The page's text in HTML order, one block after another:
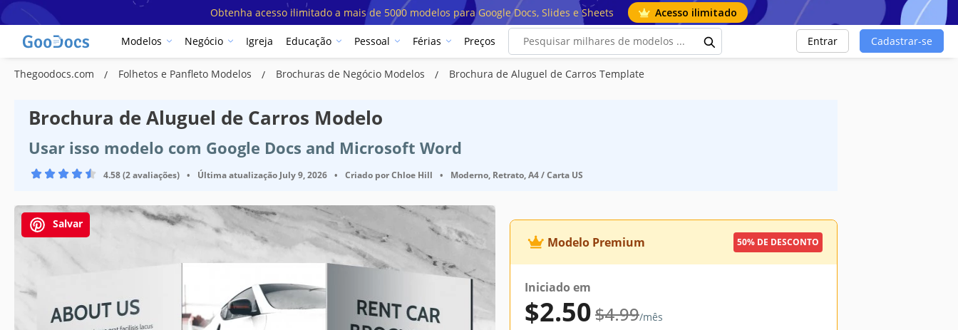
Obtenha acesso ilimitado a mais de 5000 modelos para Google Docs, Slides e Sheets Acesso ilimitado
Modelos Negócio Igreja Educação Pessoal Férias Preços Entrar Cadastrar-se
Thegoodocs.com Folhetos e Panfleto Modelos Brochuras de Negócio Modelos Brochura de Aluguel de Carros Template
Brochura de Aluguel de Carros Modelo
Usar isso modelo com Google Docs and Microsoft Word
4.58 (2 avaliações) • Última atualização July 9, 2026 • Criado porChloe Hill • Moderno, Retrato, A4 / Carta US
Salvar
Especificações do modelo
Google Docs
Orientação
Retrato Folheto e Panfleto Modelos
Tamanho
A4 / Carta US Folheto e Panfleto Modelos
Modelo Premium 50% DE DESCONTO
Iniciado em
$2.50$4.99/mês